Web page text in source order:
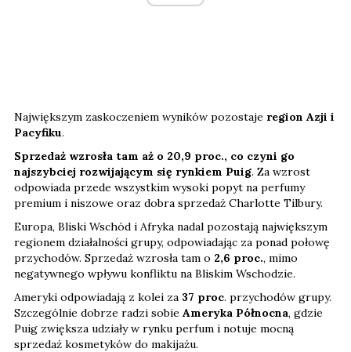
Największym zaskoczeniem wyników pozostaje region Azji i
Pacyfiku.
Sprzedaż wzrosła tam aż o 20,9 proc., co czyni go
najszybciej rozwijającym się rynkiem Puig. Za wzrost
odpowiada przede wszystkim wysoki popyt na perfumy
premium i niszowe oraz dobra sprzedaż Charlotte Tilbury.
Europa, Bliski Wschód i Afryka nadal pozostają największym
regionem działalności grupy, odpowiadając za ponad połowę
przychodów. Sprzedaż wzrosła tam o 2,6 proc., mimo
negatywnego wpływu konfliktu na Bliskim Wschodzie.
Ameryki odpowiadają z kolei za 37 proc. przychodów grupy.
Szczególnie dobrze radzi sobie Ameryka Północna, gdzie
Puig zwiększa udziały w rynku perfum i notuje mocną
sprzedaż kosmetyków do makijażu.